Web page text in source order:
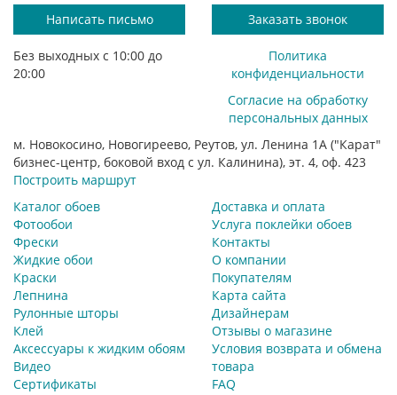
Написать письмо Заказать звонок
Без выходных с 10:00 до
20:00
Политика
конфиденциальности
Согласие на обработку
персональных данных
м. Новокосино, Новогиреево, Реутов, ул. Ленина 1А ("Карат"
бизнес-центр, боковой вход с ул. Калинина), эт. 4, оф. 423
Построить маршрут
Каталог обоев
Фотообои
Фрески
Жидкие обои
Краски
Лепнина
Рулонные шторы
Клей
Аксессуары к жидким обоям
Видео
Сертификаты
Доставка и оплата
Услуга поклейки обоев
Контакты
О компании
Покупателям
Карта сайта
Дизайнерам
Отзывы о магазине
Условия возврата и обмена
товара
FAQ